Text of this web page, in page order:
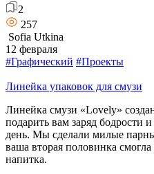
2
257
Sofia Utkina
12 февраля
#Графический #Проекты
Линейка упаковок для смузи
Линейка смузи «Lovely»
подарить вам заряд бодрости
день. Мы сделали милые
ваша вторая половинка
напитка.